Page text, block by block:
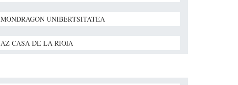
MONDRAGON UNIBERTSITATEA
AZ CASA DE LA RIOJA